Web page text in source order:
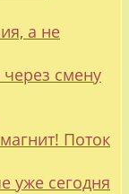
а не
смену
Поток
уже сегодня